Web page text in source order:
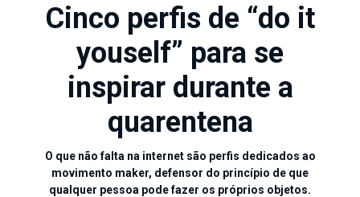
Cinco perfis de “do it
youself” para se
inspirar durante a
quarentena
O que não falta na internet são perfis dedicados ao
movimento maker, defensor do princípio de que
qualquer pessoa pode fazer os próprios objetos.